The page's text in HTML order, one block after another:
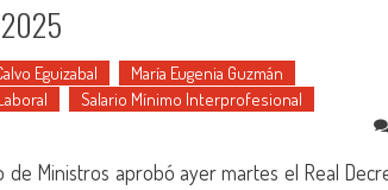
Eguizabal
María Eugenia Guzmán
Salario Mínimo Interprofesional
de Ministros aprobó ayer martes el Real